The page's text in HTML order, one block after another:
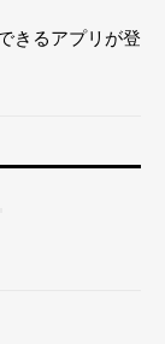
きるアプリが登